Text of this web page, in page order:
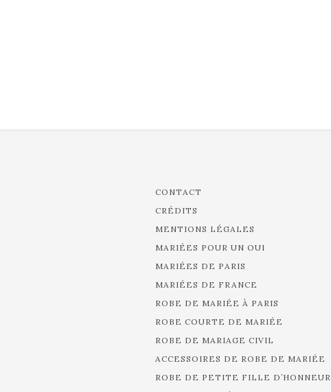
CONTACT
CRÉDITS
MENTIONS LÉGALES
MARIÉES POUR UN OUI
MARIÉES DE PARIS
MARIÉES DE FRANCE
ROBE DE MARIÉE À PARIS
ROBE COURTE DE MARIÉE
ROBE DE MARIAGE CIVIL
ACCESSOIRES DE ROBE DE MARIÉE
ROBE DE PETITE FILLE D’HONNEUR